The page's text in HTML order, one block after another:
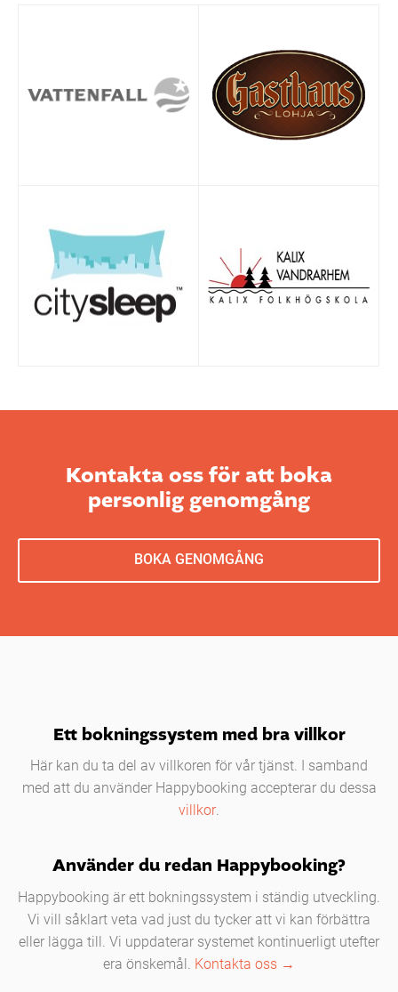
Kontakta oss för att boka
personlig genomgång
BOKA GENOMGÅNG
Ett bokningssystem med bra villkor
Här kan du ta del av villkoren för vår tjänst. I samband
med att du använder Happybooking accepterar du dessa
villkor.
Använder du redan Happybooking?
Happybooking är ett bokningssystem i ständig utveckling.
Vi vill såklart veta vad just du tycker att vi kan förbättra
eller lägga till. Vi uppdaterar systemet kontinuerligt utefter
era önskemål. Kontakta oss →